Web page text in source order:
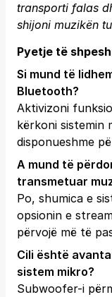
transporti falas
shijoni muzikën
Pyetje të
Si mund të
Bluetooth?
Aktivizoni
kërkoni sistemin
disponueshme
A mund të
transmetuar
Po, shumica e
opsionin e
përvojë më të
Cili është
sistem mikro?
Subwoofer-i